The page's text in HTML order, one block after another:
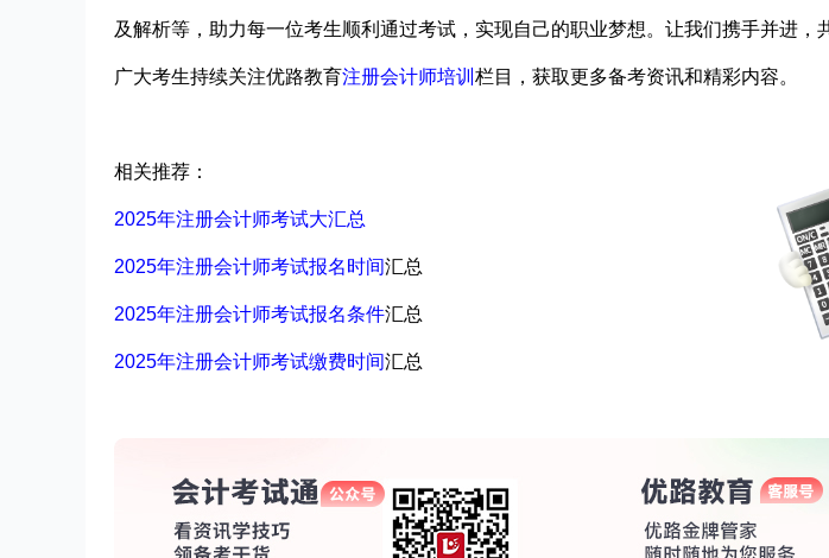
及解析等，助力每一位考生顺利通过考试，实现自己的职业梦想。让我们携手并进，
广大考生持续关注优路教育注册会计师培训 栏目，获取更多备考资讯和精彩内容。
相关推荐：
2025年注册会计师考试大汇总
2025年注册会计师考试报名时间汇总
2025年注册会计师考试报名条件汇总
2025年注册会计师考试缴费时间汇总